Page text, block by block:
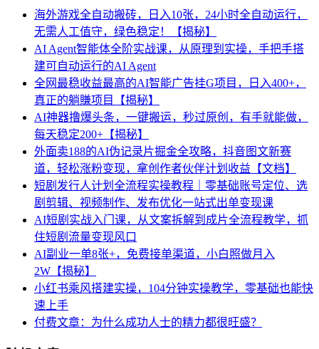
海外游戏全自动搬砖，日入10张，24小时全自动运行，
无需人工值守，绿色稳定！【揭秘】
AI Agent智能体全阶实战课，从原理到实操，手把手搭
建可自动运行的AI Agent
全网最稳收益最高的AI智能广告挂G项目，日入400+，
真正的躺賺项目【揭秘】
AI神器撸爆头条，一键搬运，秒过原创，有手就能做，
每天稳定200+【揭秘】
外面卖188的AI伪记录片掘金全攻略，抖音图文新赛
道，轻松涨粉变现，拿创作者伙伴计划收益【文档】
短剧发行人计划全流程实操教程｜零基础账号定位、选
剧剪辑、视频制作、发布优化一站式出单变现课​
AI短剧实战入门课，从文案拆解到成片全流程教学，抓
住短剧流量变现风口
AI副业一单8张+，免费接单渠道，小白照做月入
2W【揭秘】
小红书乘风搭建实操，104分钟实操教学，零基础也能快
速上手
付费文章：为什么成功人士的精力都很旺盛？